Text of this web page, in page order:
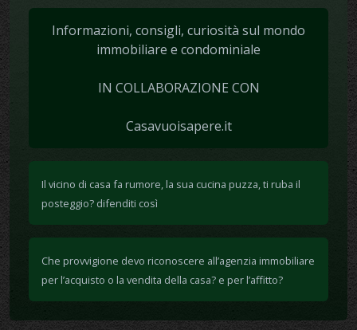
Informazioni, consigli, curiosità sul mondo
immobiliare e condominiale
IN COLLABORAZIONE CON
Casavuoisapere.it
Il vicino di casa fa rumore, la sua cucina puzza, ti ruba il
posteggio? difenditi così
Che provvigione devo riconoscere all’agenzia immobiliare
per l’acquisto o la vendita della casa? e per l’affitto?